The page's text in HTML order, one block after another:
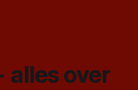
alles over